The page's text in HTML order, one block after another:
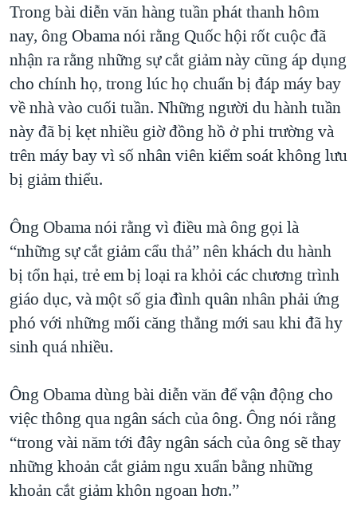
BÊN KIA QUỐC LỘ: TIẾNG VỌNG TỪ NÔNG THÔN MỸ
QUAN HỆ VIỆT MỸ
Trong bài diễn văn hàng tuần phát thanh hôm
nay, ông Obama nói rằng Quốc hội rốt cuộc đã
nhận ra rằng những sự cắt giảm này cũng áp dụng
cho chính họ, trong lúc họ chuẩn bị đáp máy bay
về nhà vào cuối tuần. Những người du hành tuần
này đã bị kẹt nhiều giờ đồng hồ ở phi trường và
trên máy bay vì số nhân viên kiểm soát không lưu
bị giảm thiểu.
Ông Obama nói rằng vì điều mà ông gọi là
“những sự cắt giảm cẩu thả” nên khách du hành
bị tổn hại, trẻ em bị loại ra khỏi các chương trình
giáo dục, và một số gia đình quân nhân phải ứng
phó với những mối căng thẳng mới sau khi đã hy
sinh quá nhiều.
Ông Obama dùng bài diễn văn để vận động cho
việc thông qua ngân sách của ông. Ông nói rằng
“trong vài năm tới đây ngân sách của ông sẽ thay
những khoản cắt giảm ngu xuẩn bằng những
khoản cắt giảm khôn ngoan hơn.”